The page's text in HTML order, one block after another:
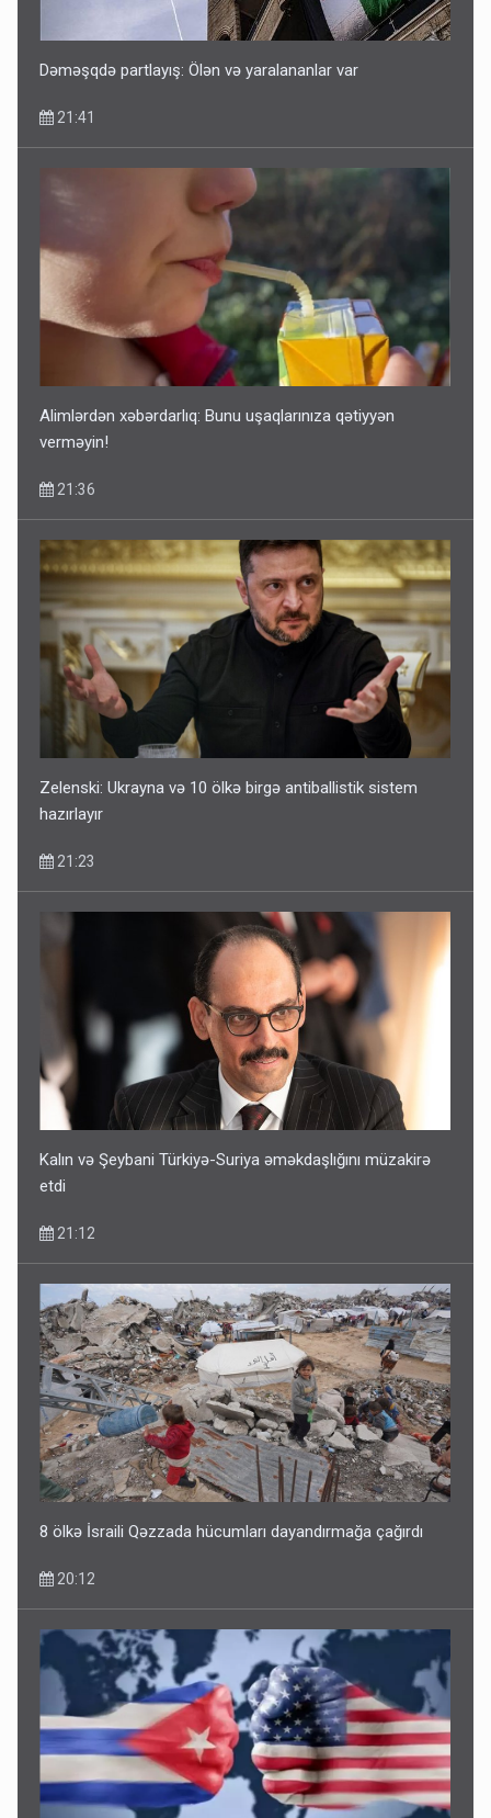
Dəməşqdə partlayış: Ölən və yaralananlar var
21:41
Alimlərdən xəbərdarlıq: Bunu uşaqlarınıza qətiyyən
verməyin!
21:36
Zelenski: Ukrayna və 10 ölkə birgə antiballistik sistem
hazırlayır
21:23
Kalın və Şeybani Türkiyə-Suriya əməkdaşlığını müzakirə
etdi
21:12
8 ölkə İsraili Qəzzada hücumları dayandırmağa çağırdı
20:12